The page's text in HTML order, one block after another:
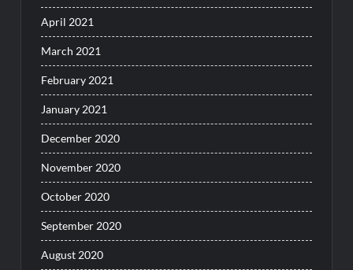
April 2021
March 2021
February 2021
January 2021
December 2020
November 2020
October 2020
September 2020
August 2020